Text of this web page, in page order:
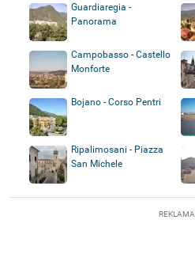
Guardiaregia -
Panorama
Campobasso - Castello
Monforte
Bojano - Corso Pentri
Ripalimosani - Piazza
San Michele
REKLAMA